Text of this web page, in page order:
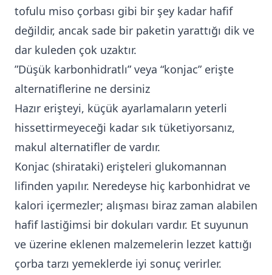
tofulu miso çorbası gibi bir şey kadar hafif
değildir, ancak sade bir paketin yarattığı dik ve
dar kuleden çok uzaktır.
”Düşük karbonhidratlı” veya “konjac” erişte
alternatiflerine ne dersiniz
Hazır erişteyi, küçük ayarlamaların yeterli
hissettirmeyeceği kadar sık tüketiyorsanız,
makul alternatifler de vardır.
Konjac (shirataki) erişteleri glukomannan
lifinden yapılır. Neredeyse hiç karbonhidrat ve
kalori içermezler; alışması biraz zaman alabilen
hafif lastiğimsi bir dokuları vardır. Et suyunun
ve üzerine eklenen malzemelerin lezzet kattığı
çorba tarzı yemeklerde iyi sonuç verirler.